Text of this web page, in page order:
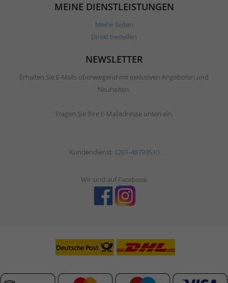
MEINE DIENSTLEISTUNGEN
Meine Seiten
Direkt bestellen
NEWSLETTER
Erhalten Sie E-Mails überwiegend mit exklusiven Angeboten und
Neuheiten.
Tragen Sie Ihre E-Mailadresse unten ein.
Kundendienst: 0201-48793510
Wir sind auf Facebook